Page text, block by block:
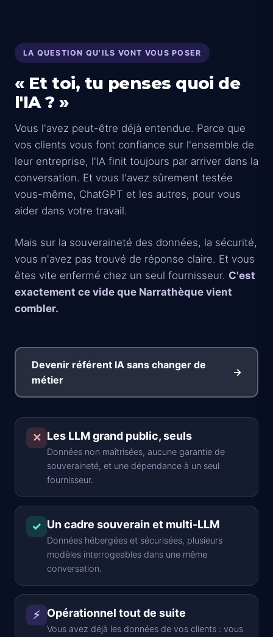
LA QUESTION QU'ILS VONT VOUS POSER
« Et toi, tu penses quoi de
l'IA ? »
Vous l'avez peut-être déjà entendue. Parce que
vos clients vous font confiance sur l'ensemble de
leur entreprise, l'IA finit toujours par arriver dans la
conversation. Et vous l'avez sûrement testée
vous-même, ChatGPT et les autres, pour vous
aider dans votre travail.
Mais sur la souveraineté des données, la sécurité,
vous n'avez pas trouvé de réponse claire. Et vous
êtes vite enfermé chez un seul fournisseur. C'est
exactement ce vide que Narrathèque vient
combler.
Devenir référent IA sans changer de
métier
→
✕ Les LLM grand public, seuls
Données non maîtrisées, aucune garantie de
souveraineté, et une dépendance à un seul
fournisseur.
✓ Un cadre souverain et multi-LLM
Données hébergées et sécurisées, plusieurs
modèles interrogeables dans une même
conversation.
⚡ Opérationnel tout de suite
Vous avez déjà les données de vos clients : vous